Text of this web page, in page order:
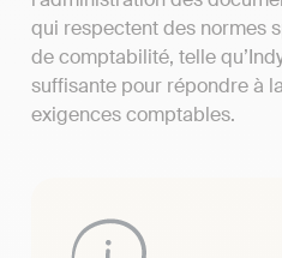
qui respectent des normes
de comptabilité, telle
suffisante pour répondre à
exigences comptables.